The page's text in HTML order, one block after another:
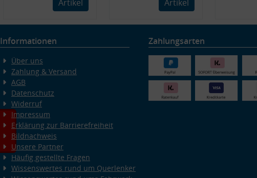
Artikel
Artikel
Informationen
Über uns
Zahlung & Versand
AGB
Datenschutz
Widerruf
Impressum
Erklärung zur Barrierefreiheit
Bildnachweis
Unsere Partner
Häufig gestellte Fragen
Wissenswertes rund um Querlenker
Zahlungsarten